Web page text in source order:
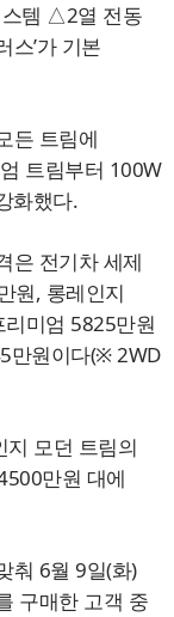
템 △2열 전동
스’가 기본
든 트림에
트림부터 100W
화했다.
은 전기차 세제
원, 롱레인지
미엄 5825만원
원이다(※ 2WD
모던 트림의
만원 대에
춰 6월 9일(화)
구매한 고객 중